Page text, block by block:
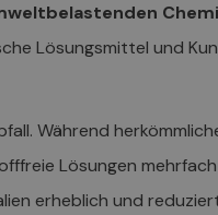
Lösungsmittel und
Während
Lösungen
erheblich und